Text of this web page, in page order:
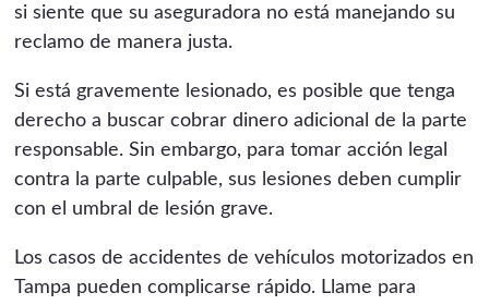
si siente que su aseguradora no está manejando su
reclamo de manera justa.
Si está gravemente lesionado, es posible que tenga
derecho a buscar cobrar dinero adicional de la parte
responsable. Sin embargo, para tomar acción legal
contra la parte culpable, sus lesiones deben cumplir
con el umbral de lesión grave.
Los casos de accidentes de vehículos motorizados en
Tampa pueden complicarse rápido. Llame para